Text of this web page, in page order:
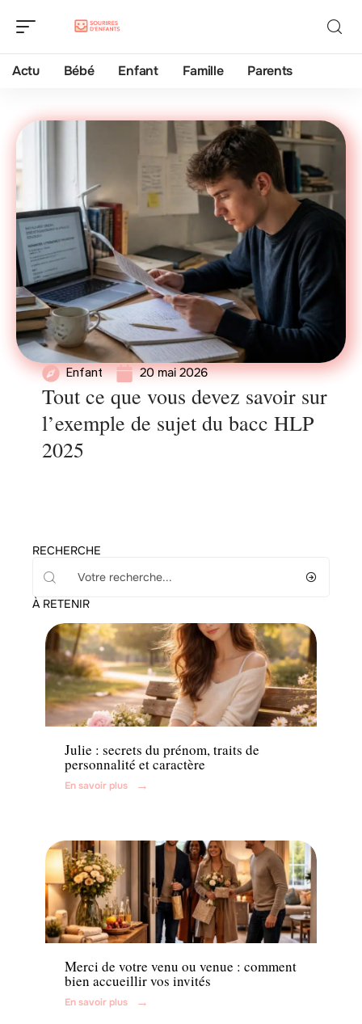
Actu Bébé Enfant Famille Parents
Enfant 20 mai 2026
Tout ce que vous devez savoir sur
l’exemple de sujet du bacc HLP
2025
RECHERCHE
À RETENIR
Enfant
Julie : secrets du prénom, traits de
personnalité et caractère
En savoir plus
Famille
Merci de votre venu ou venue : comment
bien accueillir vos invités
En savoir plus